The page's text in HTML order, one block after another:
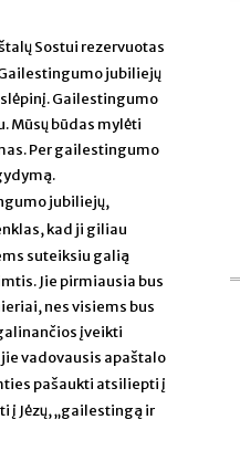
Sostui rezervuotas
jubiliejų
Gailestingumo
Mūsų būdas mylėti
Per gailestingumo
jubiliejų,
kad ji giliau
suteiksiu galią
Jie pirmiausia bus
nes visiems bus
įveikti
vadovausis apaštalo
pašaukti atsiliepti į
Jėzų, „gailestingą ir